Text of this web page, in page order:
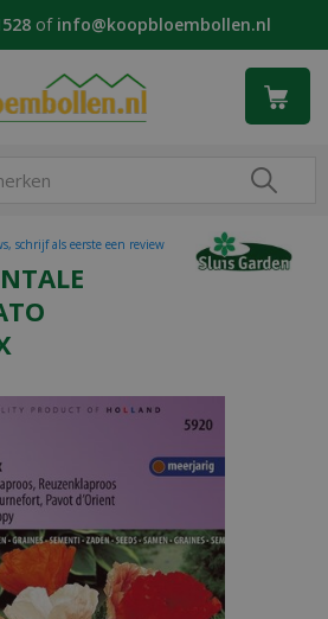
of info@koopbloembollen.nl
schrijf als eerste een review